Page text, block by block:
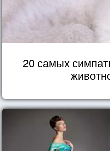
20 самых